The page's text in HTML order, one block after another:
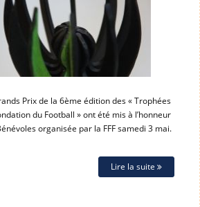
Prix de la 6ème édition des « Trophées
du Football » ont été mis à l’honneur
organisée par la FFF samedi 3 mai.
Lire la suite